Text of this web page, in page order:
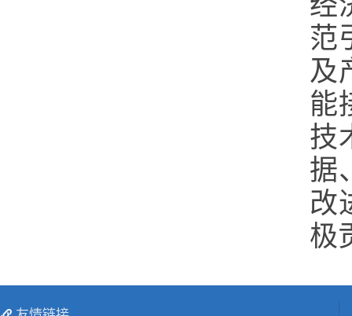
范
及
能
技
据
改
极